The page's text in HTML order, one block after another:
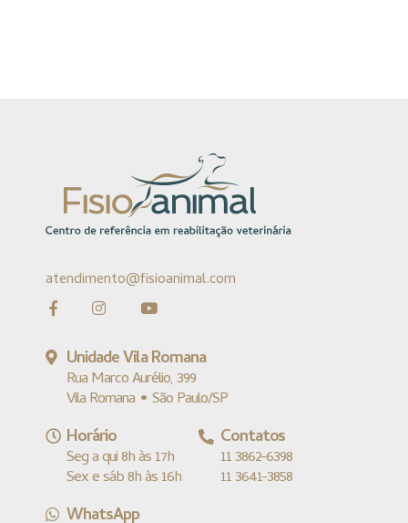
atendimento@fisioanimal.com
Unidade Vila Romana
Rua Marco Aurélio, 399
Vila Romana • São Paulo/SP
Horário
Seg a qui 8h às 17h
Sex e sáb 8h às 16h
Contatos
11 3862-6398
11 3641-3858
WhatsApp